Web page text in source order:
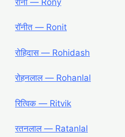
रॉनीत ― Ronit
रोहिदास ― Rohidash
रोहनलाल ― Rohanlal
रित्विक ― Ritvik
रतनलाल ― Ratanlal